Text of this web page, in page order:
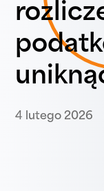
4 lutego 2026